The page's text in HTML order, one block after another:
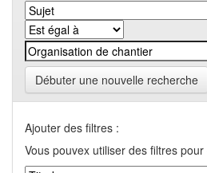
Débuter une nouvelle recherche
Ajouter des filtres :
Vous pouvex utiliser des filtres